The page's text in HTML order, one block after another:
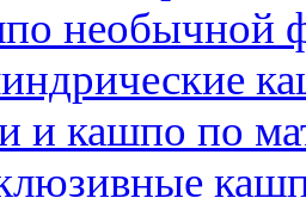
необычной
и кашпо по